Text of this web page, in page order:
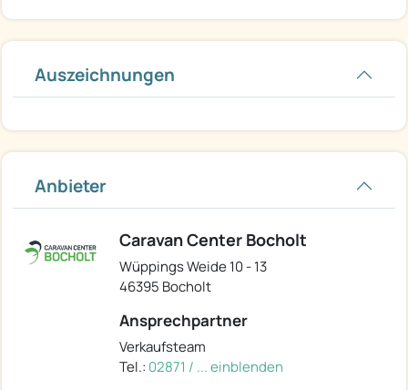
Auszeichnungen
Anbieter
Caravan Center Bocholt
Wüppings Weide 10 - 13
46395 Bocholt
Ansprechpartner
Verkaufsteam
Tel.: 02871 / ... einblenden